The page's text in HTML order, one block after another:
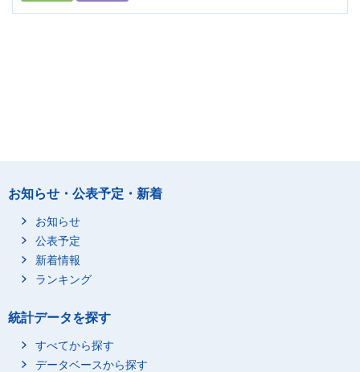
お知らせ・公表予定・新着
お知らせ
公表予定
新着情報
ランキング
統計データを探す
すべてから探す
データベースから探す